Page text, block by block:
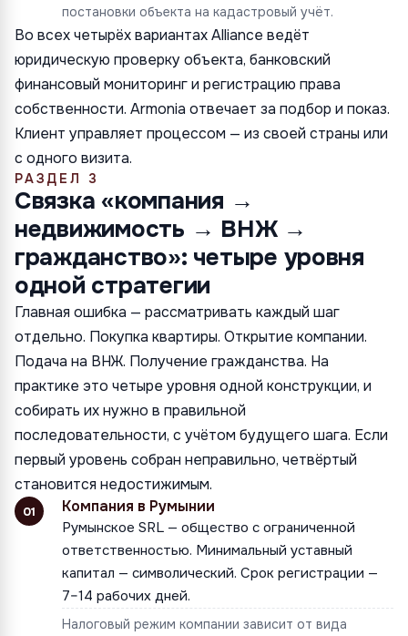
постановки объекта на кадастровый учёт.
Во всех четырёх вариантах Alliance ведёт
юридическую проверку объекта, банковский
финансовый мониторинг и регистрацию права
собственности. Armonia отвечает за подбор и показ.
Клиент управляет процессом — из своей страны или
с одного визита.
РАЗДЕЛ 3
Связка «компания →
недвижимость → ВНЖ →
гражданство»: четыре уровня
одной стратегии
Главная ошибка — рассматривать каждый шаг
отдельно. Покупка квартиры. Открытие компании.
Подача на ВНЖ. Получение гражданства. На
практике это четыре уровня одной конструкции, и
собирать их нужно в правильной
последовательности, с учётом будущего шага. Если
первый уровень собран неправильно, четвёртый
становится недостижимым.
01 Компания в Румынии
Румынское SRL — общество с ограниченной
ответственностью. Минимальный уставный
капитал — символический. Срок регистрации —
7–14 рабочих дней.
Налоговый режим компании зависит от вида